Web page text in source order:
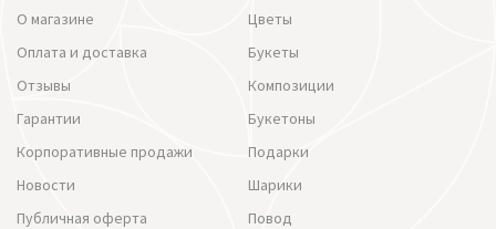
О магазине
Оплата и доставка
Отзывы
Гарантии
Корпоративные продажи
Новости
Публичная оферта
Цветы
Букеты
Композиции
Букетоны
Подарки
Шарики
Повод